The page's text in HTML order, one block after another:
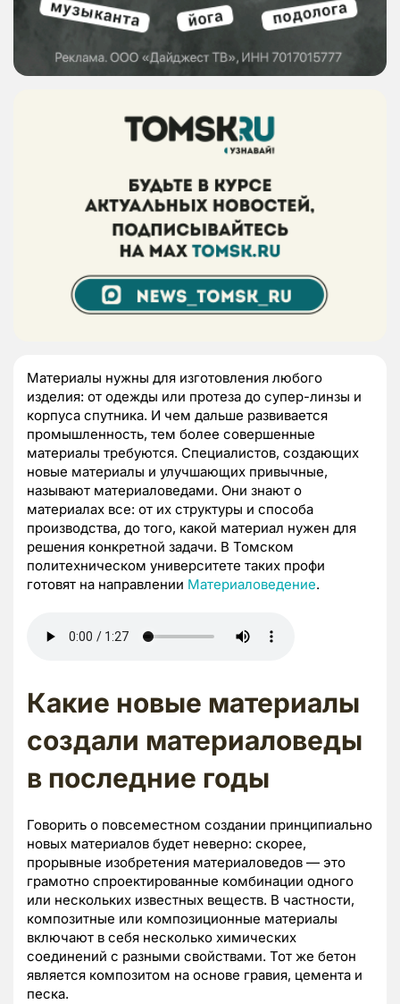
Материалы нужны для изготовления любого
изделия: от одежды или протеза до супер-линзы и
корпуса спутника. И чем дальше развивается
промышленность, тем более совершенные
материалы требуются. Специалистов, создающих
новые материалы и улучшающих привычные,
называют материаловедами. Они знают о
материалах все: от их структуры и способа
производства, до того, какой материал нужен для
решения конкретной задачи. В Томском
политехническом университете таких профи
готовят на направлении Материаловедение.
Какие новые материалы
создали материаловеды
в последние годы
Говорить о повсеместном создании принципиально
новых материалов будет неверно: скорее,
прорывные изобретения материаловедов — это
грамотно спроектированные комбинации одного
или нескольких известных веществ. В частности,
композитные или композиционные материалы
включают в себя несколько химических
соединений с разными свойствами. Тот же бетон
является композитом на основе гравия, цемента и
песка.